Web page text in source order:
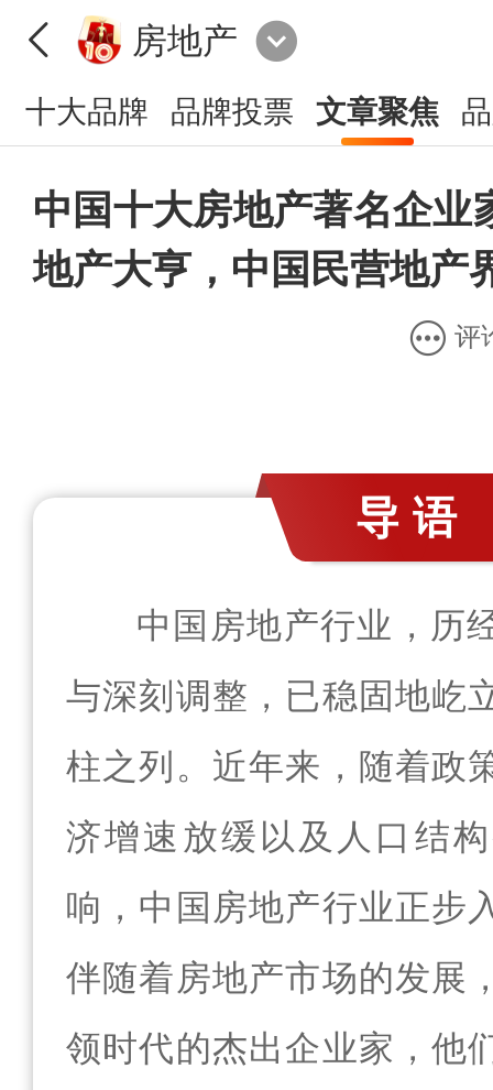
房地产
十大品牌 品牌投票 文章聚焦
中国十大房地产著名企业
地产大亨，中国民营地产
评
导语
中国房地产行业，历
与深刻调整，已稳固地屹
柱之列。近年来，随着政
济增速放缓以及人口结
响，中国房地产行业正步
伴随着房地产市场的发展
领时代的杰出企业家，他